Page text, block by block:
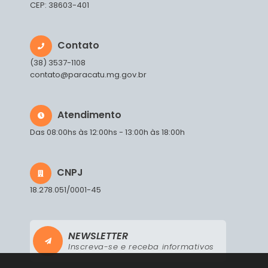
CEP: 38603-401
Contato
(38) 3537-1108
contato@paracatu.mg.gov.br
Atendimento
Das 08:00hs às 12:00hs - 13:00h às 18:00h
CNPJ
18.278.051/0001-45
NEWSLETTER
Inscreva-se e receba informativos